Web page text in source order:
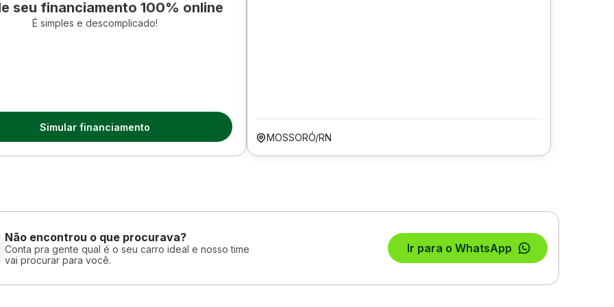
seu financiamento 100% online
É simples e descomplicado!
Simular financiamento
MOSSORÓ/RN
Não encontrou o que procurava?
Conta pra gente qual é o seu carro ideal e nosso time
vai procurar para você.
Ir para o WhatsApp